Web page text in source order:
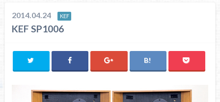
2014.04.24 KEF
KEF SP1006